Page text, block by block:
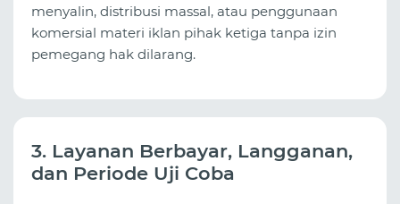
menyalin, distribusi massal, atau penggunaan
komersial materi iklan pihak ketiga tanpa izin
pemegang hak dilarang.
3. Layanan Berbayar, Langganan,
dan Periode Uji Coba